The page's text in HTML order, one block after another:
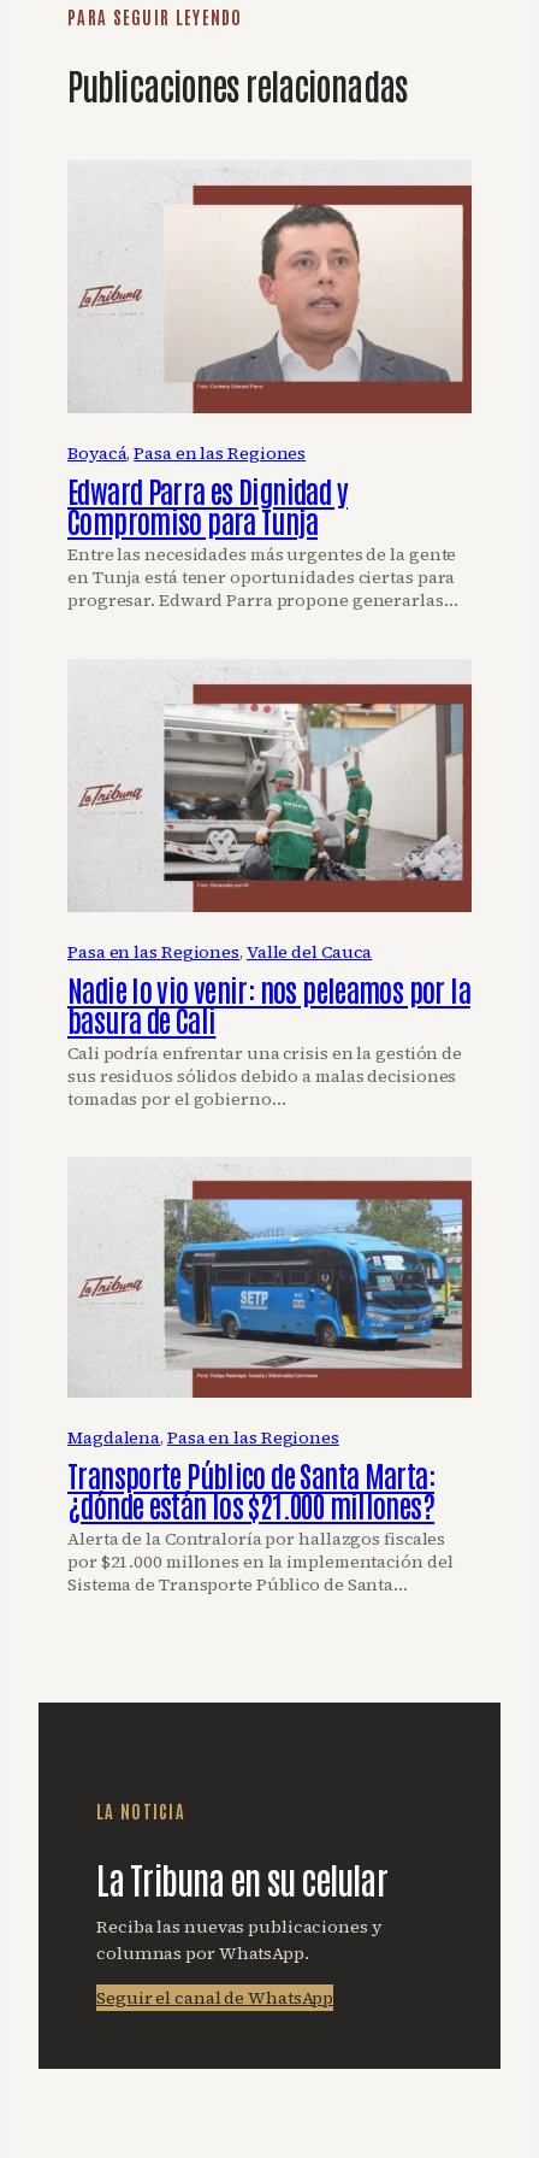
PARA SEGUIR LEYENDO
Publicaciones relacionadas
Boyacá, Pasa en las Regiones
Edward Parra es Dignidad y
Compromiso para Tunja
Entre las necesidades más urgentes de la gente
en Tunja está tener oportunidades ciertas para
progresar. Edward Parra propone generarlas…
Pasa en las Regiones, Valle del Cauca
Nadie lo vio venir: nos peleamos por la
basura de Cali
Cali podría enfrentar una crisis en la gestión de
sus residuos sólidos debido a malas decisiones
tomadas por el gobierno…
Magdalena, Pasa en las Regiones
Transporte Público de Santa Marta:
¿dónde están los $21.000 millones?
Alerta de la Contraloría por hallazgos fiscales
por $21.000 millones en la implementación del
Sistema de Transporte Público de Santa…
LA NOTICIA
La Tribuna en su celular
Reciba las nuevas publicaciones y
columnas por WhatsApp.
Seguir el canal de WhatsApp